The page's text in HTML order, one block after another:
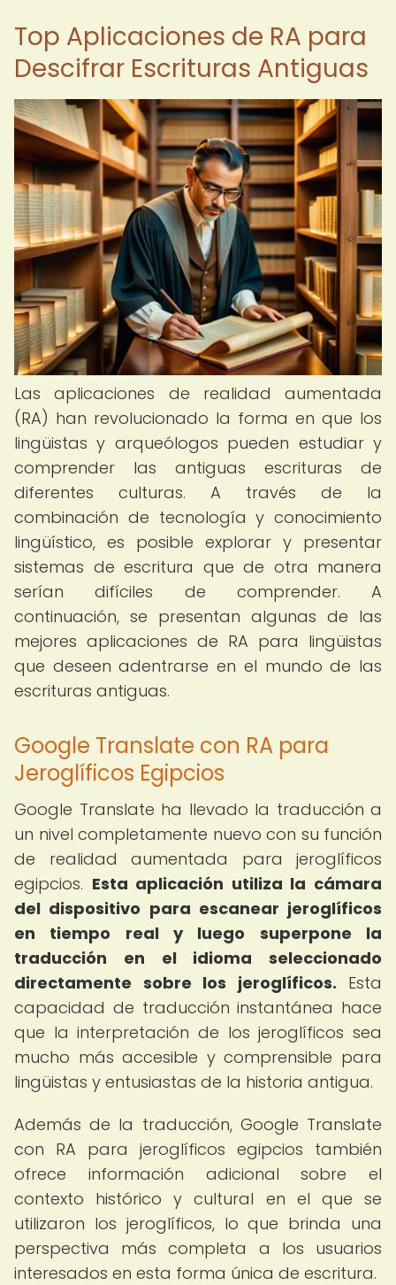
Top Aplicaciones de RA para
Descifrar Escrituras Antiguas
Las aplicaciones de realidad aumentada
(RA) han revolucionado la forma en que los
lingüistas y arqueólogos pueden estudiar y
comprender las antiguas escrituras de
diferentes culturas. A través de la
combinación de tecnología y conocimiento
lingüístico, es posible explorar y presentar
sistemas de escritura que de otra manera
serían difíciles de comprender. A
continuación, se presentan algunas de las
mejores aplicaciones de RA para lingüistas
que deseen adentrarse en el mundo de las
escrituras antiguas.
Google Translate con RA para
Jeroglíficos Egipcios
Google Translate ha llevado la traducción a
un nivel completamente nuevo con su función
de realidad aumentada para jeroglíficos
egipcios. Esta aplicación utiliza la cámara
del dispositivo para escanear jeroglíficos
en tiempo real y luego superpone la
traducción en el idioma seleccionado
directamente sobre los jeroglíficos. Esta
capacidad de traducción instantánea hace
que la interpretación de los jeroglíficos sea
mucho más accesible y comprensible para
lingüistas y entusiastas de la historia antigua.
Además de la traducción, Google Translate
con RA para jeroglíficos egipcios también
ofrece información adicional sobre el
contexto histórico y cultural en el que se
utilizaron los jeroglíficos, lo que brinda una
perspectiva más completa a los usuarios
interesados en esta forma única de escritura.